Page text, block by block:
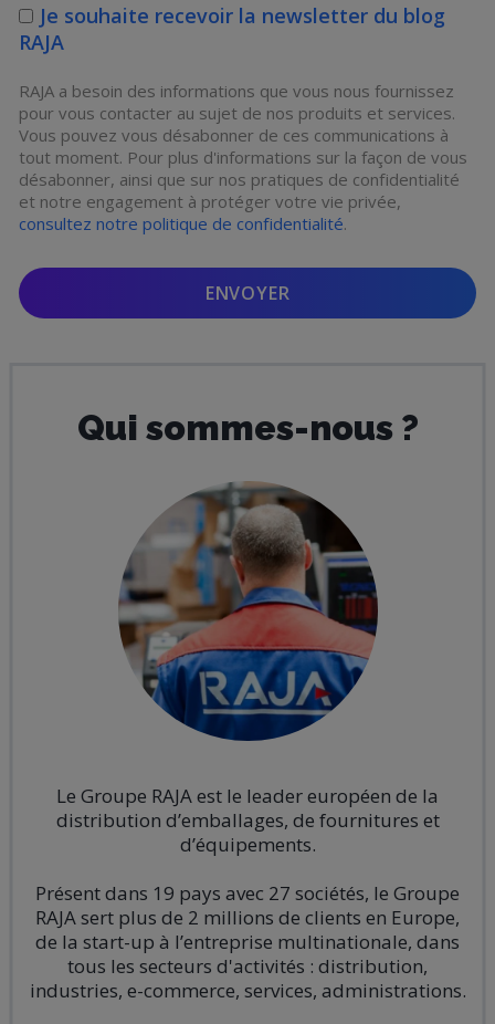
Je souhaite recevoir la newsletter du blog
RAJA
RAJA a besoin des informations que vous nous fournissez
pour vous contacter au sujet de nos produits et services.
Vous pouvez vous désabonner de ces communications à
tout moment. Pour plus d'informations sur la façon de vous
désabonner, ainsi que sur nos pratiques de confidentialité
et notre engagement à protéger votre vie privée,
consultez notre politique de confidentialité.
Qui sommes-nous ?
Le Groupe RAJA est le leadereuropéen de la
distribution d’emballages, de fournitures et
d’équipements.
Présent dans 19 pays avec 27 sociétés, le Groupe
RAJA sert plus de 2 millions de clients en Europe,
de la start-up à l’entreprise multinationale, dans
tous les secteurs d'activités : distribution,
industries, e-commerce, services, administrations.